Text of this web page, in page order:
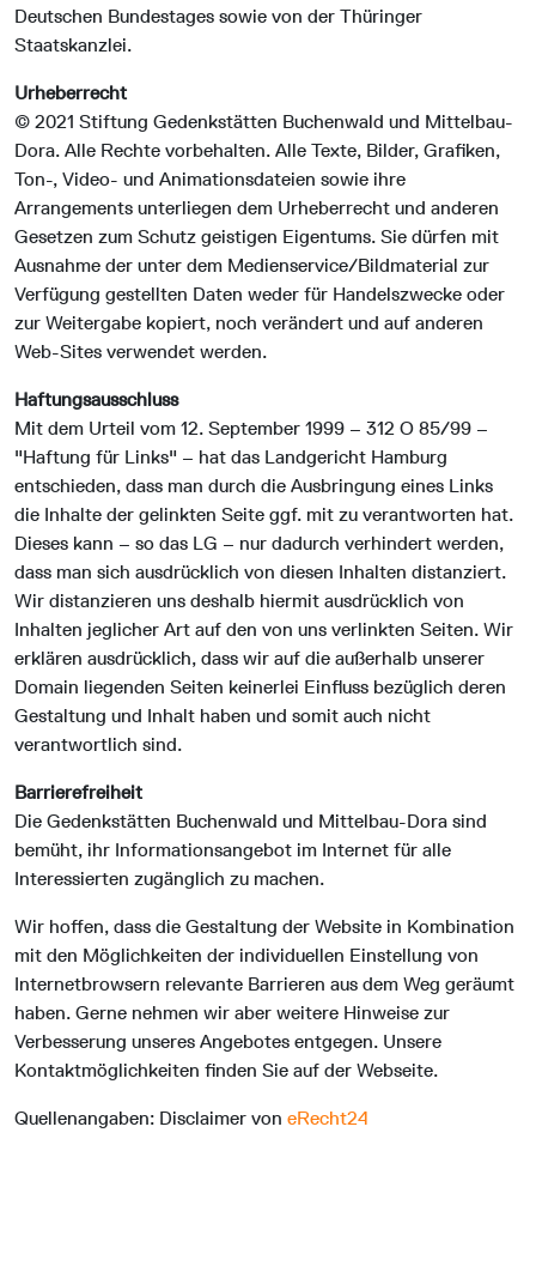
Deutschen Bundestages sowie von der Thüringer
Staatskanzlei.
Urheberrecht
© 2021 Stiftung Gedenkstätten Buchenwald und Mittelbau-
Dora. Alle Rechte vorbehalten. Alle Texte, Bilder, Grafiken,
Ton-, Video- und Animationsdateien sowie ihre
Arrangements unterliegen dem Urheberrecht und anderen
Gesetzen zum Schutz geistigen Eigentums. Sie dürfen mit
Ausnahme der unter dem Medienservice/Bildmaterial zur
Verfügung gestellten Daten weder für Handelszwecke oder
zur Weitergabe kopiert, noch verändert und auf anderen
Web-Sites verwendet werden.
Haftungsausschluss
Mit dem Urteil vom 12. September 1999 – 312 O 85/99 –
"Haftung für Links" – hat das Landgericht Hamburg
entschieden, dass man durch die Ausbringung eines Links
die Inhalte der gelinkten Seite ggf. mit zu verantworten hat.
Dieses kann – so das LG – nur dadurch verhindert werden,
dass man sich ausdrücklich von diesen Inhalten distanziert.
Wir distanzieren uns deshalb hiermit ausdrücklich von
Inhalten jeglicher Art auf den von uns verlinkten Seiten. Wir
erklären ausdrücklich, dass wir auf die außerhalb unserer
Domain liegenden Seiten keinerlei Einfluss bezüglich deren
Gestaltung und Inhalt haben und somit auch nicht
verantwortlich sind.
Barrierefreiheit
Die Gedenkstätten Buchenwald und Mittelbau-Dora sind
bemüht, ihr Informationsangebot im Internet für alle
Interessierten zugänglich zu machen.
Wir hoffen, dass die Gestaltung der Website in Kombination
mit den Möglichkeiten der individuellen Einstellung von
Internetbrowsern relevante Barrieren aus dem Weg geräumt
haben. Gerne nehmen wir aber weitere Hinweise zur
Verbesserung unseres Angebotes entgegen. Unsere
Kontaktmöglichkeiten finden Sie auf der Webseite.
Quellenangaben: Disclaimer von eRecht24